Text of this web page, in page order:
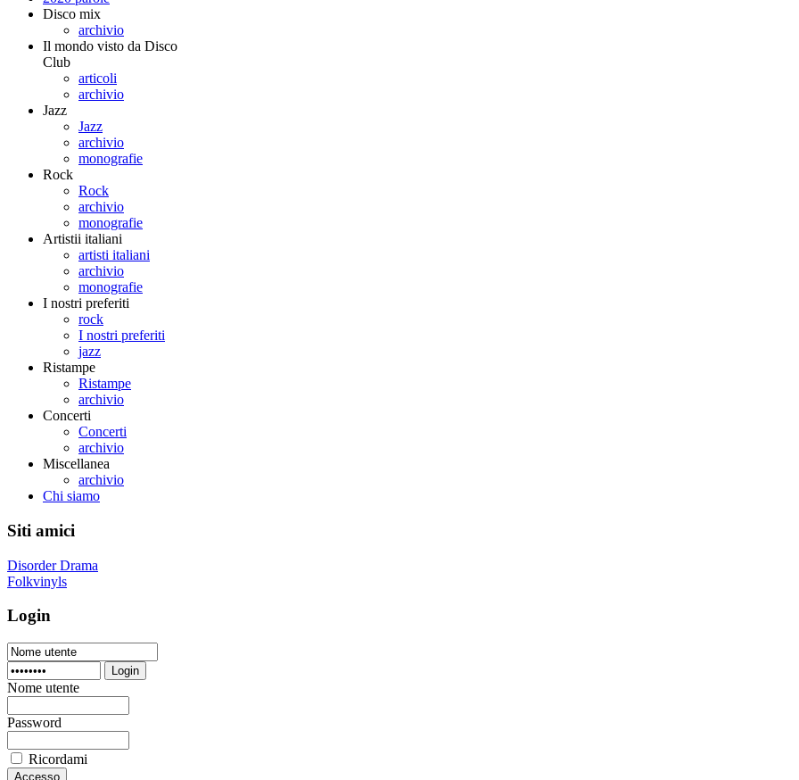
Disco mix
archivio
Il mondo visto da Disco
Club
articoli
archivio
Jazz
Jazz
archivio
monografie
Rock
Rock
archivio
monografie
Artistii italiani
artisti italiani
archivio
monografie
I nostri preferiti
rock
I nostri preferiti
jazz
Ristampe
Ristampe
archivio
Concerti
Concerti
archivio
Miscellanea
archivio
Chi siamo
Siti amici
Disorder Drama
Folkvinyls
Login
Login
Nome utente
Password
Ricordami